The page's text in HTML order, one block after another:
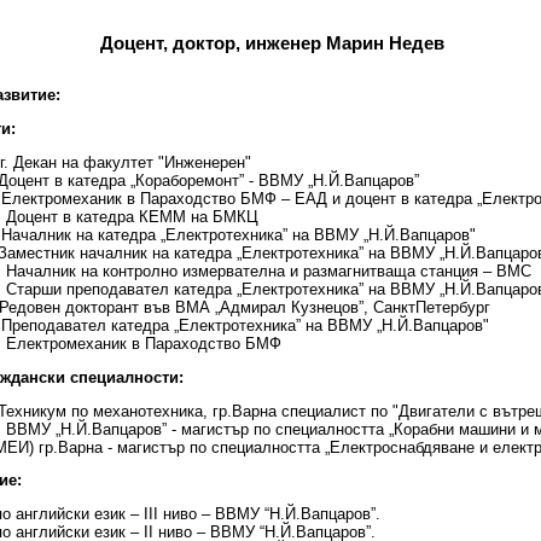
Доцент, доктор, инженер Марин Недев
Декан на факултет "Инженерен"
в катедра „Кораборемонт” - ВВМУ „Н.Й.Вапцаров”
Електромеханик в Параходство БМФ – ЕАД и доцент в катедра
Доцент в катедра КЕММ на БМКЦ
на катедра „Електротехника” на ВВМУ „Н.Й.Вапцаров"
началник на катедра „Електротехника” на ВВМУ
Началник на контролно измервателна и размагнитваща станция – ВМС
Старши преподавател катедра „Електротехника” на ВВМУ
докторант във ВМА „Адмирал Кузнецов”, СанктПетербург
катедра „Електротехника” на ВВМУ „Н.Й.Вапцаров"
Електромеханик в Параходство БМФ
специалности:
по механотехника, гр.Варна специалист по "Двигатели с
ВВМУ „Н.Й.Вапцаров” - магистър по специалността „Корабни машини и
гр.Варна - магистър по специалността „Електроснабдяване и
английски език – IІІ ниво – ВВМУ “Н.Й.Вапцаров”.
английски език – II ниво – ВВМУ “Н.Й.Вапцаров”.